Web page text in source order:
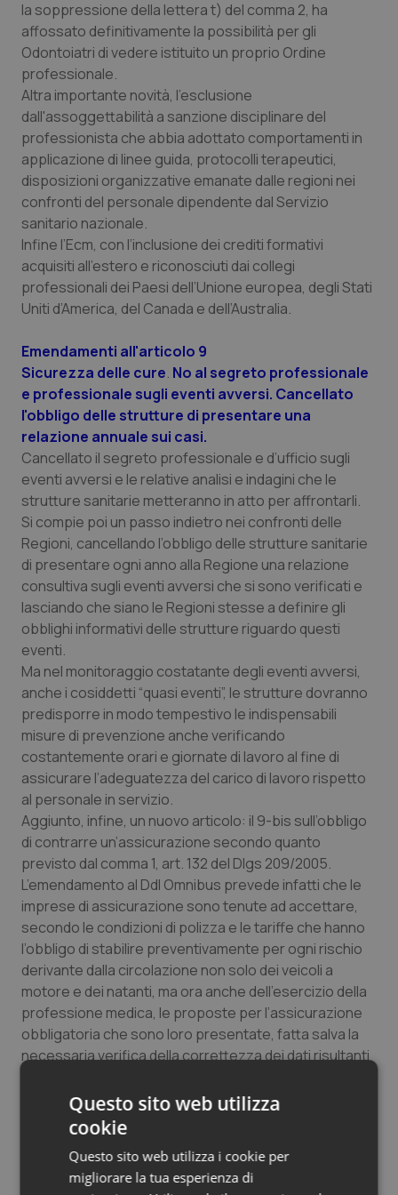
la soppressione della lettera t) del comma 2, ha
affossato definitivamente la possibilità per gli
Odontoiatri di vedere istituito un proprio Ordine
professionale.
Altra importante novità, l’esclusione
dall'assoggettabilità a sanzione disciplinare del
professionista che abbia adottato comportamenti in
applicazione di linee guida, protocolli terapeutici,
disposizioni organizzative emanate dalle regioni nei
confronti del personale dipendente dal Servizio
sanitario nazionale.
Infine l’Ecm, con l’inclusione dei crediti formativi
acquisiti all’estero e riconosciuti dai collegi
professionali dei Paesi dell’Unione europea, degli Stati
Uniti d’America, del Canada e dell’Australia.
Emendamenti all'articolo 9
Sicurezza delle cure. No al segreto professionale
e professionale sugli eventi avversi. Cancellato
l'obbligo delle strutture di presentare una
relazione annuale sui casi.
Cancellato il segreto professionale e d’ufficio sugli
eventi avversi e le relative analisi e indagini che le
strutture sanitarie metteranno in atto per affrontarli.
Si compie poi un passo indietro nei confronti delle
Regioni, cancellando l’obbligo delle strutture sanitarie
di presentare ogni anno alla Regione una relazione
consultiva sugli eventi avversi che si sono verificati e
lasciando che siano le Regioni stesse a definire gli
obblighi informativi delle strutture riguardo questi
eventi.
Ma nel monitoraggio costatante degli eventi avversi,
anche i cosiddetti “quasi eventi”, le strutture dovranno
predisporre in modo tempestivo le indispensabili
misure di prevenzione ancheverificando
costantemente orari e giornate di lavoro al fine di
assicurare l’adeguatezza del carico di lavoro rispetto
al personale in servizio.
Aggiunto, infine, un nuovo articolo: il 9-bis sull’obbligo
di contrarre un’assicurazione secondo quanto
previsto dal comma 1, art. 132 del Dlgs 209/2005.
L’emendamento al Ddl Omnibus prevede infatti che le
imprese di assicurazione sono tenute ad accettare,
secondo le condizioni di polizza e le tariffe che hanno
l’obbligo di stabilire preventivamente per ogni rischio
derivante dalla circolazione non solo dei veicoli a
motore e dei natanti, ma ora anche dell’esercizio della
professione medica, le proposte per l’assicurazione
obbligatoria che sono loro presentate, fatta salva la
necessaria verifica della correttezza dei dati risultanti
contraente e dell’intestatario del veicolo, se persona
diversa.
Emendamenti all’articolo 10
Formazione medico specialistica
Questo sito web utilizza
cookie
Questo sito web utilizza i cookie per
migliorare la tua esperienza di